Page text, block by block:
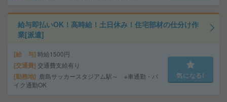
給与即払いOK！高時給！土日休み！住宅部材の仕分け作
業[派遣]
給 与 時給1500円
交通費 交通費支給有り
勤務地
鹿島サッカースタジアム駅～ ※車通勤・バ
イク通勤OK
気になる!